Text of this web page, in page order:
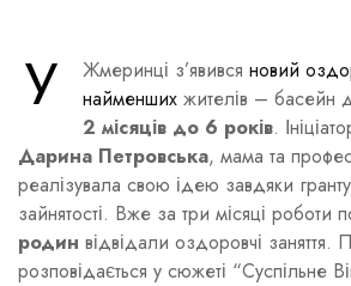
У Жмеринці з’явився новий
найменших жителів – басейн
2 місяців до 6 років.
Дарина Петровська, мама та
реалізувала свою ідею завдяки
зайнятості. Вже за три місяці роботи
родин відвідали оздоровчі заняття.
розповідається у сюжеті “Суспільне